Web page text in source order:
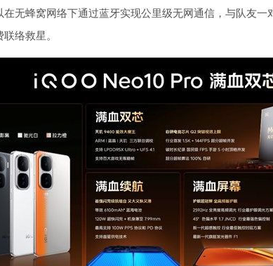
无蜂窝网络下通过蓝牙实现公里级无网通信，与队友
络救星。